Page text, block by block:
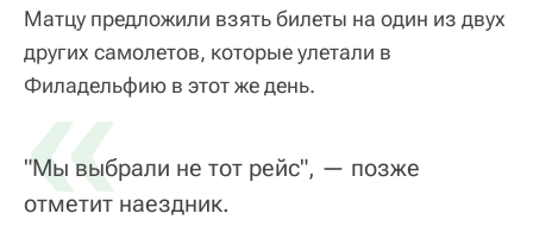
Матцу предложили взять билеты на один из двух
других самолетов, которые улетали в
Филадельфию в этот же день.
«
"Мы выбрали не тот рейс", — позже
отметит наездник.